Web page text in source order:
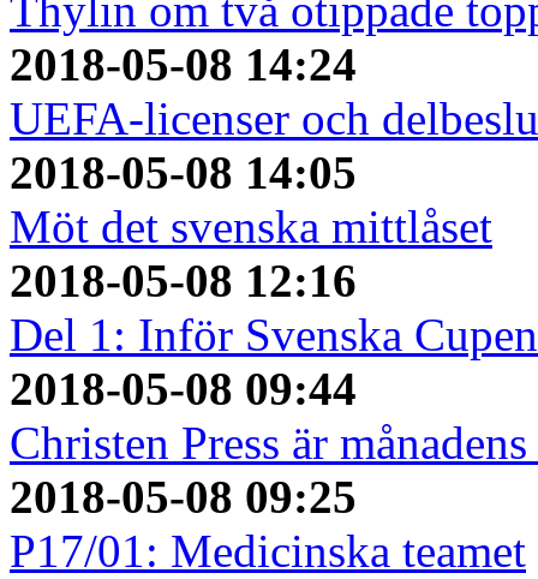
Thylin om två otippade
2018-05-08 14:24
UEFA-licenser och
2018-05-08 14:05
Möt det svenska mittlåset
2018-05-08 12:16
Del 1: Inför Svenska
2018-05-08 09:44
Christen Press är
2018-05-08 09:25
P17/01: Medicinska teamet